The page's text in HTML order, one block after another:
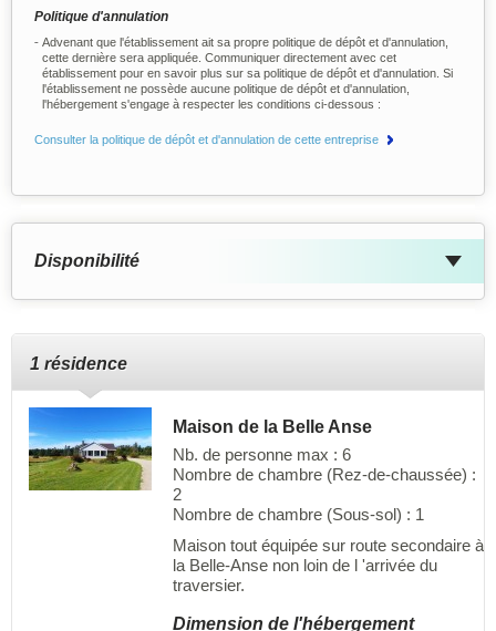
Politique d'annulation
Advenant que l'établissement ait sa propre politique de dépôt et d'annulation,
cette dernière sera appliquée. Communiquer directement avec cet
établissement pour en savoir plus sur sa politique de dépôt et d'annulation. Si
l'établissement ne possède aucune politique de dépôt et d'annulation,
l'hébergement s'engage à respecter les conditions ci-dessous :
Consulter la politique de dépôt et d'annulation de cette entreprise
Disponibilité
1 résidence
Maison de la Belle Anse
Nb. de personne max : 6
Nombre de chambre (Rez-de-chaussée) :
2
Nombre de chambre (Sous-sol) : 1
Maison tout équipée sur route secondaire à
la Belle-Anse non loin de l 'arrivée du
traversier.
Dimension de l'hébergement